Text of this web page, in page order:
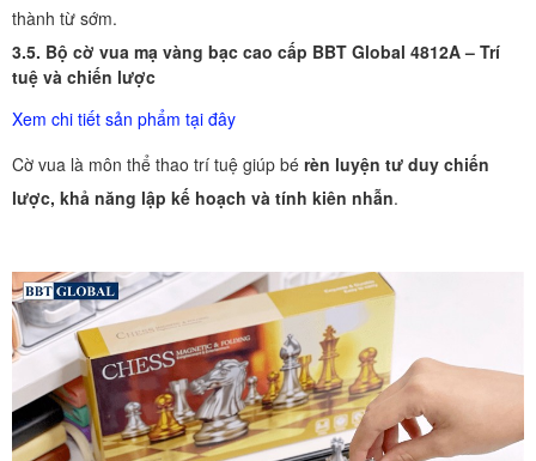
thành từ sớm.
3.5. Bộ cờ vua mạ vàng bạc cao cấp BBT Global 4812A – Trí
tuệ và chiến lược
Xem chi tiết sản phẩm tại đây
Cờ vua là môn thể thao trí tuệ giúp bé rèn luyện tư duy chiến
lược, khả năng lập kế hoạch và tính kiên nhẫn.